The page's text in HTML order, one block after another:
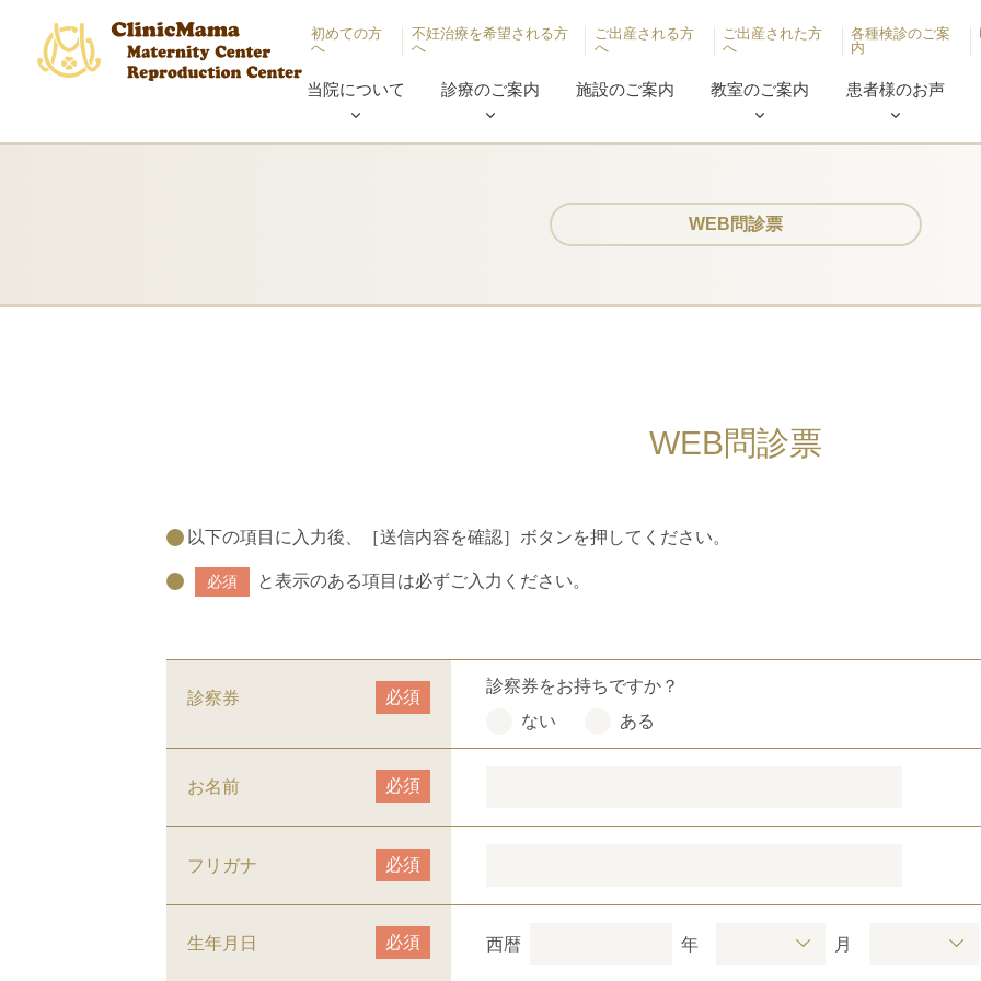
初めての方
へ
不妊治療を希望される方
へ
ご出産される方
へ
ご出産された方
へ
各種検診のご案
内
当院について 診療のご案内 施設のご案内 教室のご案内 患者様のお声
WEB問診票
WEB問診票
以下の項目に入力後、［送信内容を確認］ボタンを押してください。
必須 と表示のある項目は必ずご入力ください。
診察券 必須
診察券をお持ちですか？
ない
ある
お名前 必須
フリガナ 必須
生年月日 必須 西暦 年 月